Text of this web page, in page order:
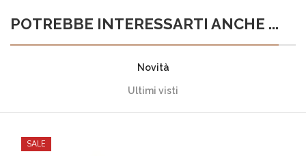
POTREBBE INTERESSARTI ANCHE ...
Novità
Ultimi visti
SALE